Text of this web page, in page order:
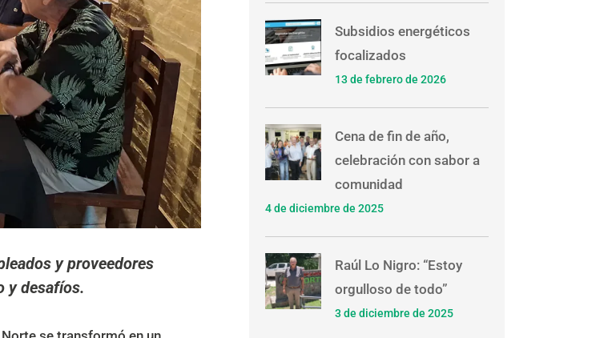
y proveedores
y desafíos.
Subsidios energéticos
focalizados
13 de febrero de 2026
Cena de fin de año,
celebración con sabor a
comunidad
4 de diciembre de 2025
Raúl Lo Nigro: “Estoy
orgulloso de todo”
3 de diciembre de 2025